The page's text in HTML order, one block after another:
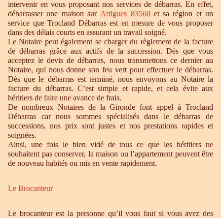
intervenir en vous proposant nos services de débarras. En effet,
débarrasser une maison sur Artigues 83560et sa région et un
service que Trocland Débarras est en mesure de vous proposer
dans des délais courts en assurant un travail soigné.
Le Notaire peut également se charger du règlement de la facture
de débarras grâce aux actifs de la succession. Dès que vous
acceptez le devis de débarras, nous transmettons ce dernier au
Notaire, qui nous donne son feu vert pour effectuer le débarras.
Dès que le débarras est terminé, nous envoyons au Notaire la
facture du débarras. C’est simple et rapide, et cela évite aux
héritiers de faire une avance de frais.
De nombreux Notaires de la Gironde font appel à Trocland
Débarras car nous sommes spécialisés dans le débarras de
successions, nos prix sont justes et nos prestations rapides et
soignées.
Ainsi, une fois le bien vidé de tous ce que les héritiers ne
souhaitent pas conserver, la maison ou l’appartement peuvent être
de nouveau habités ou mis en vente rapidement.
Le Brocanteur
Le brocanteur est la personne qu’il vous faut si vous avez des